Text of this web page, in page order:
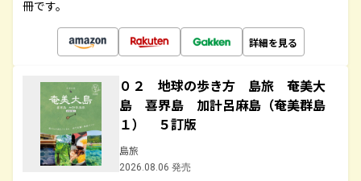
冊です。
詳細を見る
０２ 地球の歩き方 島旅 奄美大
島 喜界島 加計呂麻島（奄美群島
１） ５訂版
島旅
2026.08.06 発売